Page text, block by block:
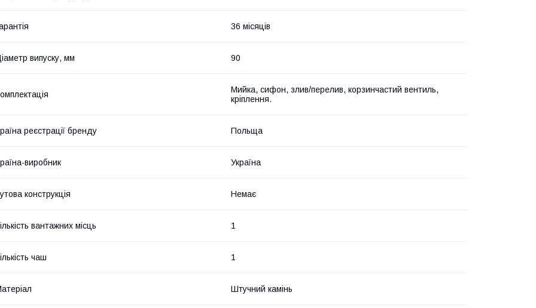
36 місяців
випуску, мм 90
Мийка, сифон, злив/перелив, корзинчастий вентиль,
кріплення.
реєстрації бренду Польща
виробник Україна
конструкція Немає
вантажних місць 1
чаш 1
Штучний камінь